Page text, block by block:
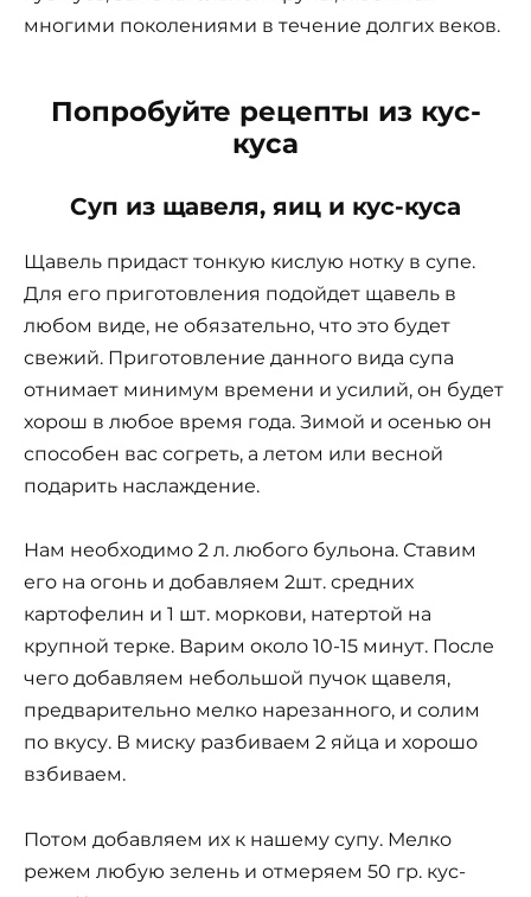
многими поколениями в течение долгих веков.
Попробуйте рецепты из кус-
куса
Суп из щавеля, яиц и кус-куса
Щавель придаст тонкую кислую нотку в супе.
Для его приготовления подойдет щавель в
любом виде, не обязательно, что это будет
свежий. Приготовление данного вида супа
отнимает минимум времени и усилий, он будет
хорош в любое время года. Зимой и осенью он
способен вас согреть, а летом или весной
подарить наслаждение.
Нам необходимо 2 л. любого бульона. Ставим
его на огонь и добавляем 2шт. средних
картофелин и 1 шт. моркови, натертой на
крупной терке. Варим около 10-15 минут. После
чего добавляем небольшой пучок щавеля,
предварительно мелко нарезанного, и солим
по вкусу. В миску разбиваем 2 яйца и хорошо
взбиваем.
Потом добавляем их к нашему супу. Мелко
режем любую зелень и отмеряем 50 гр. кус-